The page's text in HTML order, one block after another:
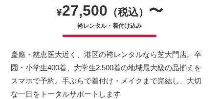
¥27,500 （税込） 〜
袴レンタル・着付け込み
慶應・慈恵医大近く、港区の袴レンタルなら芝大門店。卒
園・小学生400着、大学生2,500着の地域最大級の品揃えを
スマホで予約。手ぶらで着付け・メイクまで完結し、大切
な一日をトータルサポートします